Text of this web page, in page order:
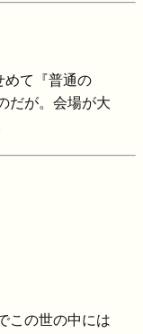
めて『普通の
だが。会場が大
この世の中には